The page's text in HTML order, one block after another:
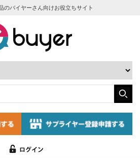
のバイヤーさん向けお役立ちサイト